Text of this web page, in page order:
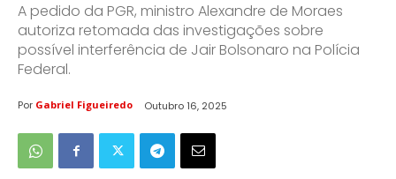
A pedido da PGR, ministro Alexandre de Moraes
autoriza retomada das investigações sobre
possível interferência de Jair Bolsonaro na Polícia
Federal.
Por Gabriel Figueiredo Outubro 16, 2025